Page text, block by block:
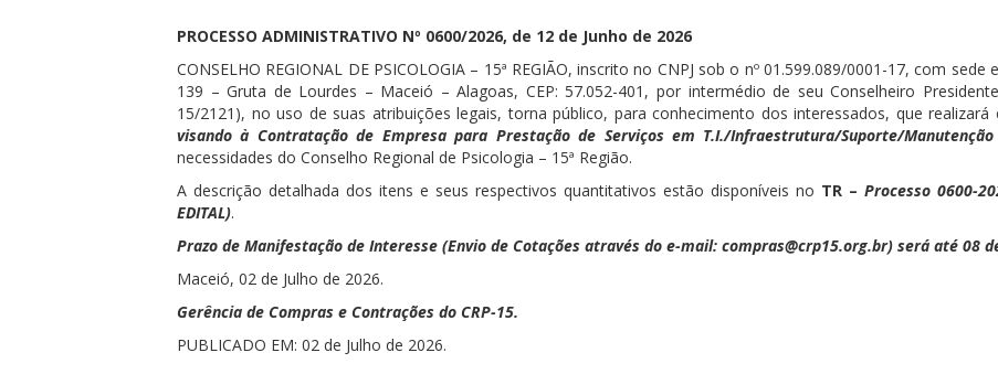
PROCESSO ADMINISTRATIVO Nº 0600/2026, de 12 de Junho de 2026
CONSELHO REGIONAL DE PSICOLOGIA – 15ª REGIÃO, inscrito no CNPJ sob o nº 01.599.089/0001-17, com
139 – Gruta de Lourdes – Maceió – Alagoas, CEP: 57.052-401, por intermédio de seu Conselheiro
15/2121), no uso de suas atribuições legais, torna público, para conhecimento dos interessados, que
visando à Contratação de Empresa para Prestação de Serviços em T.I./Infraestrutura/Suporte/
necessidades do Conselho Regional de Psicologia – 15ª Região.
A descrição detalhada dos itens e seus respectivos quantitativos estão disponíveis no TR – Processo 0600-
EDITAL).
Prazo de Manifestação de Interesse (Envio de Cotações através do e-mail: compras@crp15.org.br) será até 08
Maceió, 02 de Julho de 2026.
Gerência de Compras e Contrações do CRP-15.
PUBLICADO EM: 02 de Julho de 2026.